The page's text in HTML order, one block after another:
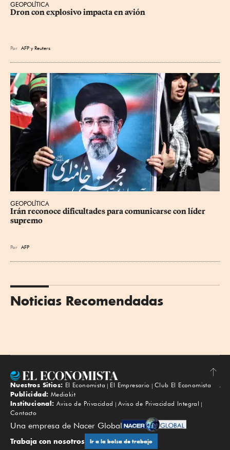
GEOPOLÍTICA
Dron con explosivo impacta en avión
Por AFP yReuters
GEOPOLÍTICA
Irán reconoce dificultades para comunicarse con líder
supremo
Por AFP
Noticias Recomendadas
Subir
Nuestros Sitios: El Economista El Empresario
Club El Economista
Publicidad: Mediakit
Institucional: Aviso de Privacidad
Aviso de Privacidad Integral
Contacto
Una empresa de Nacer Global
Trabaja con nosotros Ir a la bolsa de trabajo